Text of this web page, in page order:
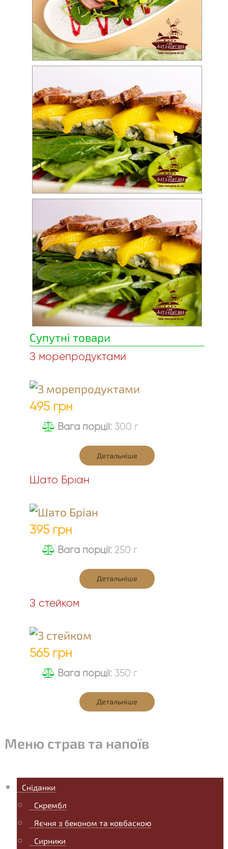
Супутні товари
З морепродуктами
495 грн
Вага порції: 300 г
Детальніше
Шато Бріан
395 грн
Вага порції: 250 г
Детальніше
З стейком
565 грн
Вага порції: 350 г
Детальніше
Меню страв та напоїв
Сніданки
Скрембл
Яєчня з беконом та ковбаскою
Сирники